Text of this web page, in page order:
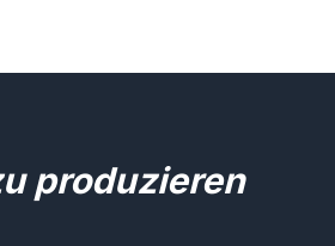
produzieren